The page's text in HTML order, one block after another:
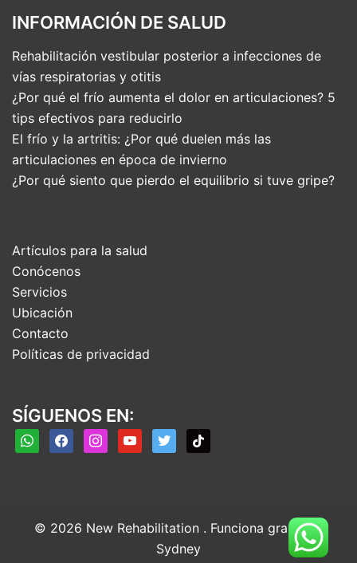
INFORMACIÓN DE SALUD
Rehabilitación vestibular posterior a infecciones de
vías respiratorias y otitis
¿Por qué el frío aumenta el dolor en articulaciones? 5
tips efectivos para reducirlo
El frío y la artritis: ¿Por qué duelen más las
articulaciones en época de invierno
¿Por qué siento que pierdo el equilibrio si tuve gripe?
Artículos para la salud
Conócenos
Servicios
Ubicación
Contacto
Políticas de privacidad
SÍGUENOS EN:
whatsappfacebookinstagramyoutubetwitter tiktok
© 2026 New Rehabilitation . Funciona gracias a
Sydney